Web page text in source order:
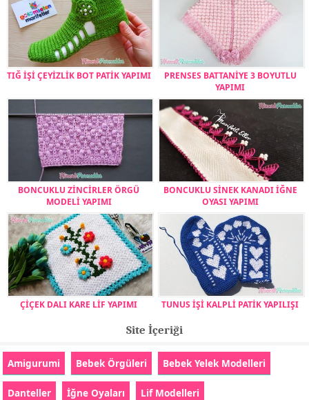
TIĞ İŞİ ÇEYİZLİK BOT PATİK YAPIMI
PRENSES BATTANİYE 3 BOYUTLU
YAPIMI
BONCUKLU ZİNCİRLER ÖRGÜ
MODELİ YAPIMI
BONCUKLU SİNEK KANADI İĞNE
OYASI YAPIMI
ÇİÇEK DALI KARE LİF YAPIMI TUNUS İŞİ KALPLİ PATİK YAPILIŞI
Site İçeriği
Amigurumi Bebek Örgüleri Bebek Yelek Modelleri
Danteller İğne Oyaları Lif Modelleri